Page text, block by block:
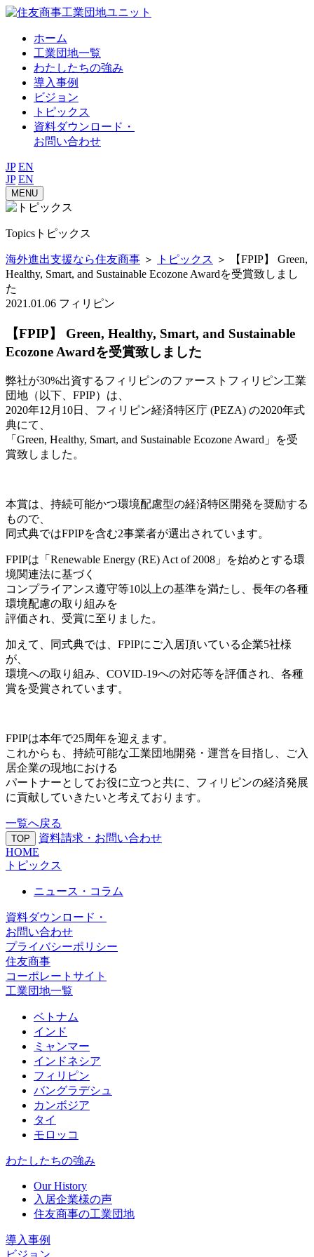
⼯業団地ユニット
ホーム
工業団地一覧
わたしたちの強み
導入事例
ビジョン
トピックス
資料ダウンロード・
お問い合わせ
JP EN
JP EN
MENU
Topics トピックス
海外進出支援なら住友商事 ＞ トピックス ＞
【FPIP】 Green,
Healthy, Smart, and Sustainable Ecozone Awardを受賞致しまし
た
2021.01.06 フィリピン
【FPIP】 Green, Healthy, Smart, and Sustainable
Ecozone Awardを受賞致しました
弊社が30%出資するフィリピンのファーストフィリピン工業
団地（以下、FPIP）は、
2020年12月10日、フィリピン経済特区庁 (PEZA) の2020年式
典にて、
「Green, Healthy, Smart, and Sustainable Ecozone Award」を受
賞致しました。
本賞は、持続可能かつ環境配慮型の経済特区開発を奨励する
もので、
同式典ではFPIPを含む2事業者が選出されています。
FPIPは「Renewable Energy (RE) Act of 2008」を始めとする環
境関連法に基づく
コンプライアンス遵守等10以上の基準を満たし、長年の各種
環境配慮の取り組みを
評価され、受賞に至りました。
加えて、同式典では、FPIPにご入居頂いている企業5社様
が、
環境への取り組み、COVID-19への対応等を評価され、各種
賞を受賞されています。
FPIPは本年で25周年を迎えます。
これからも、持続可能な工業団地開発・運営を目指し、ご入
居企業の現地における
パートナーとしてお役に立つと共に、フィリピンの経済発展
に貢献していきたいと考えております。
一覧へ戻る
TOP
資料請求・お問い合わせ
HOME
トピックス
ニュース・コラム
資料ダウンロード・
お問い合わせ
プライバシーポリシー
住友商事
コーポレートサイト
工業団地一覧
ベトナム
インド
ミャンマー
インドネシア
フィリピン
バングラデシュ
カンボジア
タイ
モロッコ
わたしたちの強み
Our History
入居企業様の声
住友商事の工業団地
導入事例